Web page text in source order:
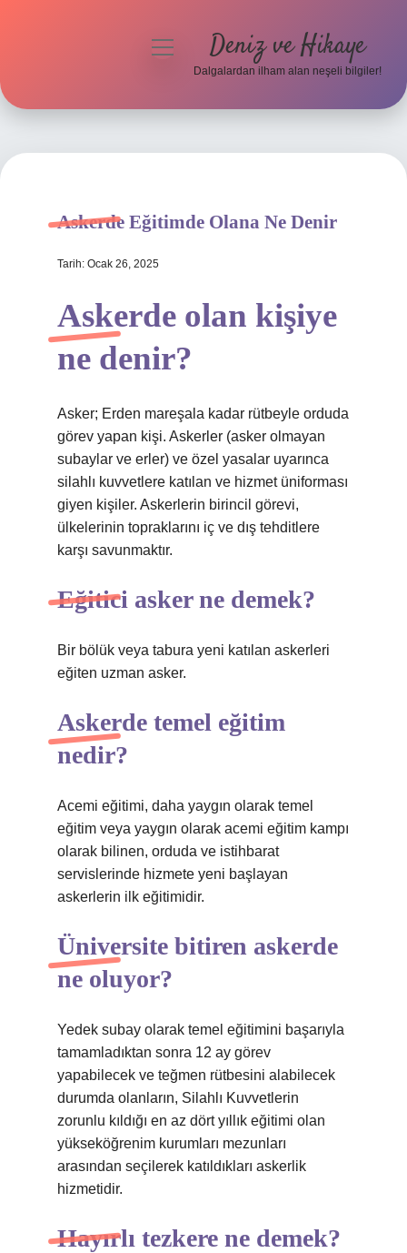
Hakkımızda
menüyü
Deniz ve Hikaye
Dalgalardan ilham alan neşeli bilgiler!
Askerde Eğitimde Olana Ne Denir
Tarih: Ocak 26, 2025
Askerde olan kişiye
ne denir?
Asker; Erden mareşala kadar rütbeyle orduda
görev yapan kişi. Askerler (asker olmayan
subaylar ve erler) ve özel yasalar uyarınca
silahlı kuvvetlere katılan ve hizmet üniforması
giyen kişiler. Askerlerin birincil görevi,
ülkelerinin topraklarını iç ve dış tehditlere
karşı savunmaktır.
Eğitici asker ne demek?
Bir bölük veya tabura yeni katılan askerleri
eğiten uzman asker.
Askerde temel eğitim
nedir?
Acemi eğitimi, daha yaygın olarak temel
eğitim veya yaygın olarak acemi eğitim kampı
olarak bilinen, orduda ve istihbarat
servislerinde hizmete yeni başlayan
askerlerin ilk eğitimidir.
Üniversite bitiren askerde
ne oluyor?
Yedek subay olarak temel eğitimini başarıyla
tamamladıktan sonra 12 ay görev
yapabilecek ve teğmen rütbesini alabilecek
durumda olanların, Silahlı Kuvvetlerin
zorunlu kıldığı en az dört yıllık eğitimi olan
yükseköğrenim kurumları mezunları
arasından seçilerek katıldıkları askerlik
hizmetidir.
Hayırlı tezkere ne demek?